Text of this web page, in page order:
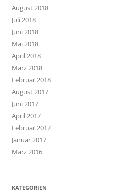
August 2018
Juli 2018
Juni 2018
Mai 2018
April 2018
März 2018
Februar 2018
August 2017
Juni 2017
April 2017
Februar 2017
Januar 2017
März 2016
KATEGORIEN